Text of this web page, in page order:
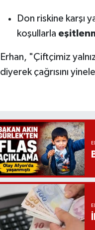
Don riskine karşı
koşullarla
Erhan, "Çiftçimiz
diyerek çağrısını